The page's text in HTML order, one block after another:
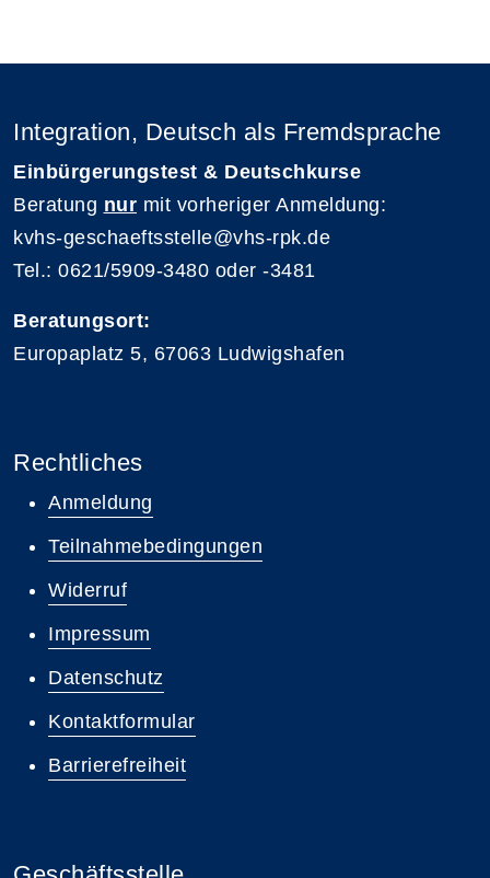
Integration, Deutsch als Fremdsprache
Einbürgerungstest & Deutschkurse
Beratung nur mit vorheriger Anmeldung:
kvhs-geschaeftsstelle@vhs-rpk.de
Tel.: 0621/5909-3480 oder -3481
Beratungsort:
Europaplatz 5, 67063 Ludwigshafen
Rechtliches
Anmeldung
Teilnahmebedingungen
Widerruf
Impressum
Datenschutz
Kontaktformular
Barrierefreiheit